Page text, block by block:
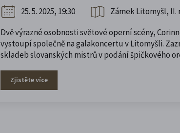
25. 5. 2025, 19:30
Zámek Litomyšl, II.
Dvě výrazné osobnosti světové operní scény,
vystoupí společně na galakoncertu v Litomyšli.
skladeb slovanských mistrů v podání špičkového
Zjistěte více